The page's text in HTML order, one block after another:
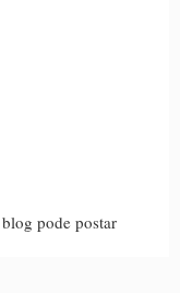
pode postar